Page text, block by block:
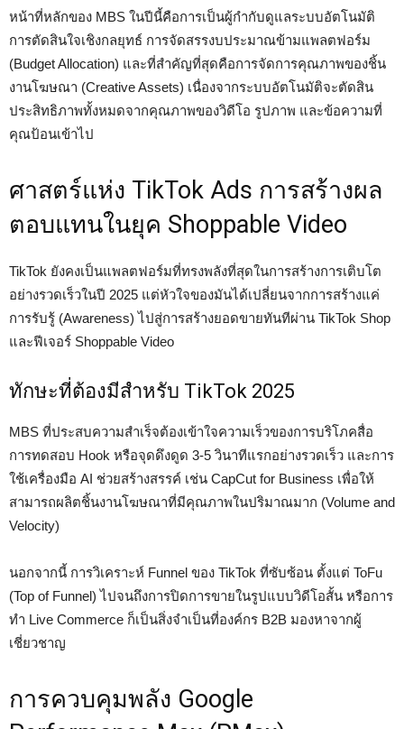
หน้าที่หลักของ MBS ในปีนี้คือการเป็นผู้กำกับดูแลระบบอัตโนมัติ
การตัดสินใจเชิงกลยุทธ์ การจัดสรรงบประมาณข้ามแพลตฟอร์ม
(Budget Allocation) และที่สำคัญที่สุดคือการจัดการคุณภาพของชิ้น
งานโฆษณา (Creative Assets) เนื่องจากระบบอัตโนมัติจะตัดสิน
ประสิทธิภาพทั้งหมดจากคุณภาพของวิดีโอ รูปภาพ และข้อความที่
คุณป้อนเข้าไป
ศาสตร์แห่ง TikTok Ads การสร้างผล
ตอบแทนในยุค Shoppable Video
TikTok ยังคงเป็นแพลตฟอร์มที่ทรงพลังที่สุดในการสร้างการเติบโต
อย่างรวดเร็วในปี 2025 แต่หัวใจของมันได้เปลี่ยนจากการสร้างแค่
การรับรู้ (Awareness) ไปสู่การสร้างยอดขายทันทีผ่าน TikTok Shop
และฟีเจอร์ Shoppable Video
ทักษะที่ต้องมีสำหรับ TikTok 2025
MBS ที่ประสบความสำเร็จต้องเข้าใจความเร็วของการบริโภคสื่อ
การทดสอบ Hook หรือจุดดึงดูด 3-5 วินาทีแรกอย่างรวดเร็ว และการ
ใช้เครื่องมือ AI ช่วยสร้างสรรค์ เช่น CapCut for Business เพื่อให้
สามารถผลิตชิ้นงานโฆษณาที่มีคุณภาพในปริมาณมาก (Volume and
Velocity)
นอกจากนี้ การวิเคราะห์ Funnel ของ TikTok ที่ซับซ้อน ตั้งแต่ ToFu
(Top of Funnel) ไปจนถึงการปิดการขายในรูปแบบวิดีโอสั้น หรือการ
ทำ Live Commerce ก็เป็นสิ่งจำเป็นที่องค์กร B2B มองหาจากผู้
เชี่ยวชาญ
การควบคุมพลัง Google